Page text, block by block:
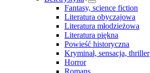
Fantasy, science fiction
Literatura obyczajowa
Literatura młodzieżowa
Literatura piękna
Powieść historyczna
Kryminał, sensacja, thriller
Horror
Romans